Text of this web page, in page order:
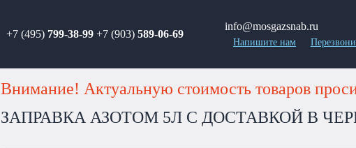
+7 (495) 799-38-99 +7 (903) 589-06-69
info@mosgazsnab.ru
Напишите нам
Внимание! Актуальную стоимость товаров
ЗАПРАВКА АЗОТОМ 5Л С ДОСТАВКОЙ В